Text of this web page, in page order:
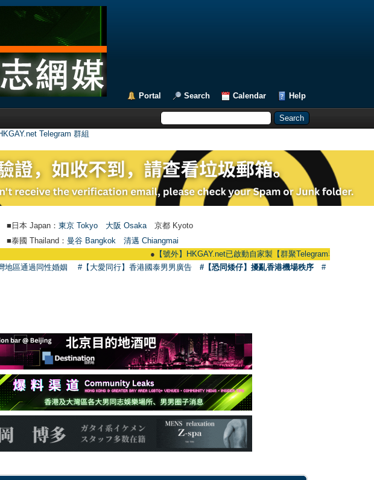
Portal Search Calendar Help
Telegram 群組
■日本 Japan： 東京 Tokyo 大阪 Osaka 京都 Kyoto
■泰國 Thailand： 曼谷 Bangkok
清邁 Chiangmai
【號外】HKGAY.net已啟動自家製【群聚Telegram群組】
地區通過同性婚姻 #【大愛同行】香港國泰男男廣告 #【恐同矮仔】擾亂香港機場秩序
#